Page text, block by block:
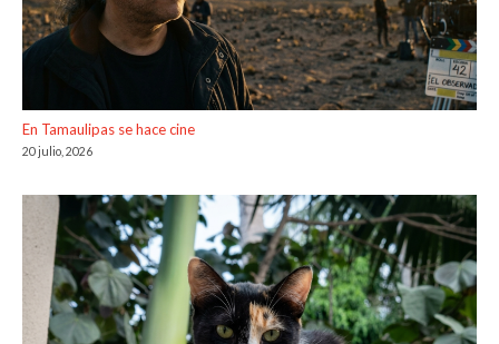
En Tamaulipas se hace cine
20 julio, 2026